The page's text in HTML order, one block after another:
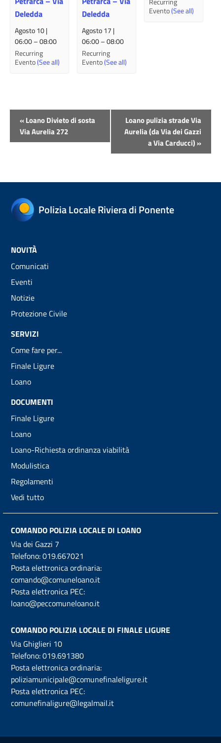
Deledda
Agosto 10 |
06:00–08:00
Recurring
Evento(See all)
Deledda
Agosto 17 |
06:00–08:00
Recurring
Evento(See all)
Evento(See all)
Evento
Navigazione
«Loano Divieto di sosta
Via Aurelia 272
Loano pulizia strade Via
Aurelia (da Via dei Gazzi
a Via Carducci)»
Polizia Locale Riviera di Ponente
NOVITÀ
Comunicati
Eventi
Notizie
Protezione Civile
SERVIZI
Come fare per...
Finale Ligure
Loano
DOCUMENTI
Finale Ligure
Loano
Loano-Richiesta ordinanza viabilità
Modulistica
Regolamenti
Vedi tutto
COMANDO POLIZIA LOCALE DI LOANO
Via dei Gazzi 7
Telefono:019.667021
Posta elettronica ordinaria:
comando@comuneloano.it
Posta elettronica PEC:
loano@peccomuneloano.it
COMANDO POLIZIA LOCALE DI FINALE LIGURE
Via Ghiglieri 10
Telefono:019.691380
Posta elettronica ordinaria:
poliziamunicipale@comunefinaleligure.it
Posta elettronica PEC:
comunefinaligure@legalmail.it